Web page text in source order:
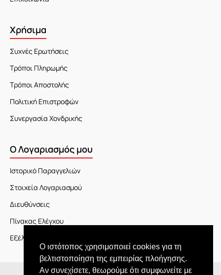
Ο ιστότοπος χρησιμοποιεί cookies για τη
βελτιστοποίηση της εμπειρίας πλοήγησης.
Αν συνεχίσετε, θεωρούμε ότι συμφωνείτε με
Χρήσιμα
Συχνές Ερωτήσεις
Τρόποι Πληρωμής
Τρόποι Αποστολής
Πολιτική Επιστροφών
Συνεργασία Χονδρικής
Ο Λογαριασμός μου
Ιστορικό Παραγγελιών
Στοιχεία Λογαριασμού
Διευθύνσεις
Πίνακας Ελέγχου
Εξέλιξη Παραγγελίας